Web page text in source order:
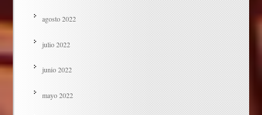
agosto 2022
julio 2022
junio 2022
mayo 2022